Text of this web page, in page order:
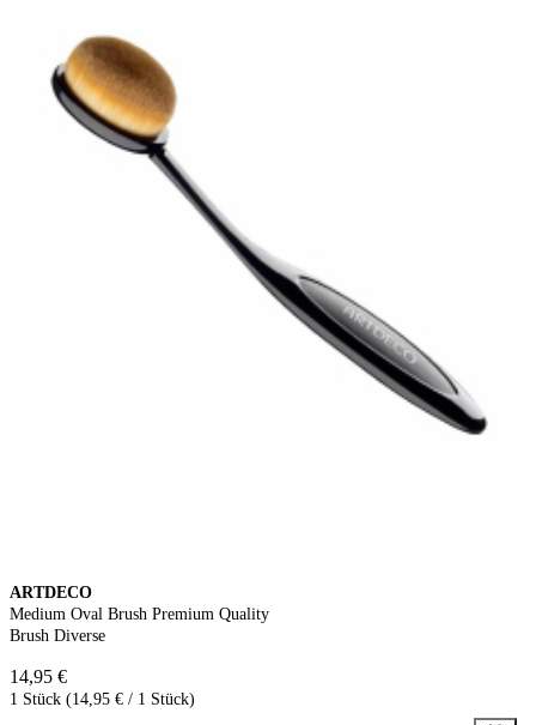
ARTDECO
Medium Oval Brush Premium Quality
Brush Diverse
14,95 €
1 Stück (14,95 € / 1 Stück)